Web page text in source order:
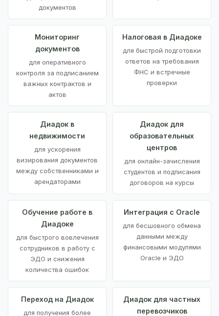
документов
Мониторинг
документов
для оперативного
контроля за подписанием
важных контрактов и
актов
Налоговая в Диадоке
для быстрой подготовки
ответов на требования
ФНС и встречные
проверки
Диадок в
недвижимости
для ускорения
визирования документов
между собственниками и
арендаторами
Диадок для
образовательных
центров
для онлайн-зачисления
студентов и подписания
договоров на курсы
Обучение работе в
Диадоке
для быстрого вовлечения
сотрудников в работу с
ЭДО и снижения
количества ошибок
Интеграция с Oracle
для бесшовного обмена
данными между
финансовыми модулями
Oracle и ЭДО
Переход на Диадок
для получения более
Диадок для частных
перевозчиков